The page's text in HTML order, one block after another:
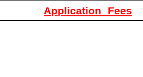
Application Fees